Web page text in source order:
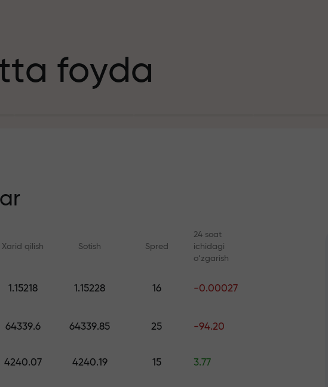
foyda
uchun
jekpoti
$1,500 gacha qiymatdagi sovg‘ani tanlang
Xarid qilish Sotish Spred
24 soat
ichidagi
o‘zgarish
1.15218 1.15228 16 -0.00027
64339.6 64339.85 25 -94.20
4240.07 4240.19 15 3.77
Onlayn kurslar
va vebinarlar
FX.CO bilan analitika